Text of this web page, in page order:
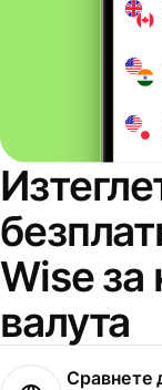
Wise за
валута
Сравнете